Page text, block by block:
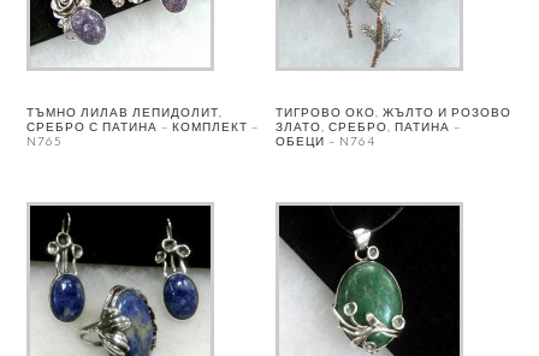
ТЪМНО ЛИЛАВ ЛЕПИДОЛИТ,
СРЕБРО С ПАТИНА – КОМПЛЕКТ –
N765
ТИГРОВО ОКО, ЖЪЛТО И РОЗОВО
ЗЛАТО, СРЕБРО, ПАТИНА –
ОБЕЦИ – N764